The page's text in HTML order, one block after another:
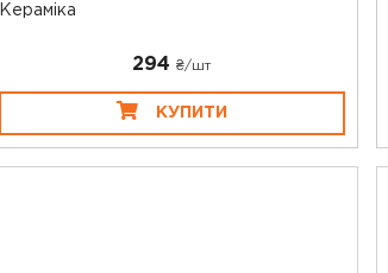
Кераміка
294 ₴/шт
КУПИТИ